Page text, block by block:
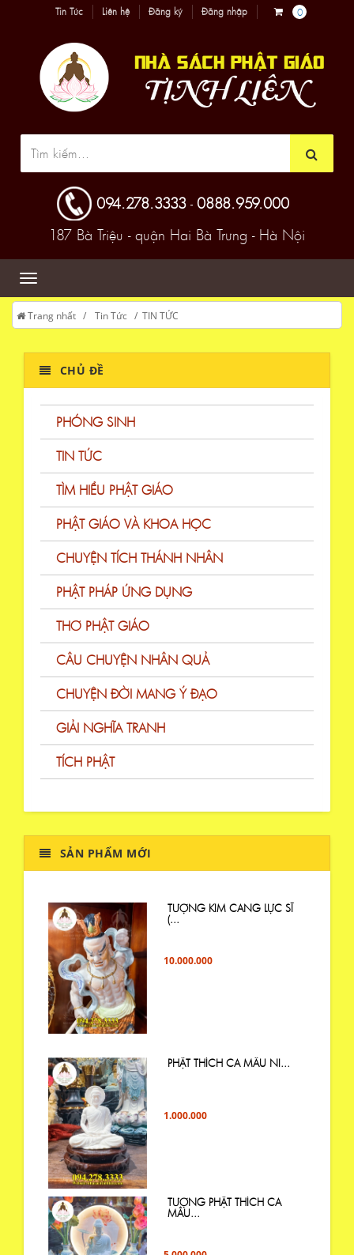
Tin Tức Liên hệ Đăng ký Đăng nhập 0
094.278.3333 - 0888.959.000
187 Bà Triệu - quận Hai Bà Trưng - Hà Nội
Trang nhất Tin Tức TIN TỨC
CHỦ ĐỀ
PHÓNG SINH
TIN TỨC
TÌM HIỂU PHẬT GIÁO
PHẬT GIÁO VÀ KHOA HỌC
CHUYỆN TÍCH THÁNH NHÂN
PHẬT PHÁP ỨNG DỤNG
THƠ PHẬT GIÁO
CÂU CHUYỆN NHÂN QUẢ
CHUYỆN ĐỜI MANG Ý ĐẠO
GIẢI NGHĨA TRANH
TÍCH PHẬT
SẢN PHẨM MỚI
TƯỢNG KIM CANG LỰC SĨ
(...
10.000.000
PHẬT THÍCH CA MÂU NI...
1.000.000
TƯỢNG PHẬT THÍCH CA
MÂU...